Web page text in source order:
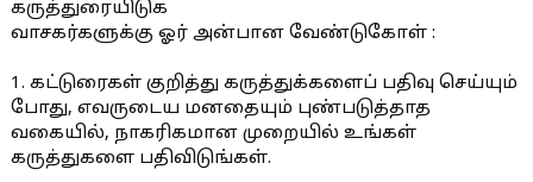
கருத்துரையிடுக
வாசகர்களுக்கு ஓர் அன்பான வேண்டுகோள் :
1. கட்டுரைகள் குறித்து கருத்துக்களைப் பதிவு செய்யும்
போது, எவருடைய மனதையும் புண்படுத்தாத
வகையில், நாகரிகமான முறையில் உங்கள்
கருத்துகளை பதிவிடுங்கள்.